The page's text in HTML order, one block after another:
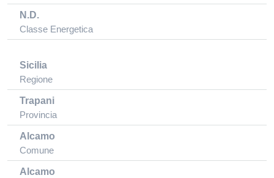
N.D.
Classe Energetica
Sicilia
Regione
Trapani
Provincia
Alcamo
Comune
Alcamo